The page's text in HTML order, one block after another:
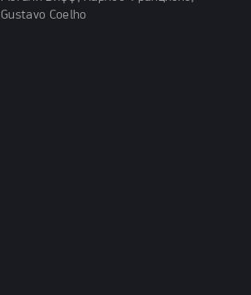
Gustavo Coelho